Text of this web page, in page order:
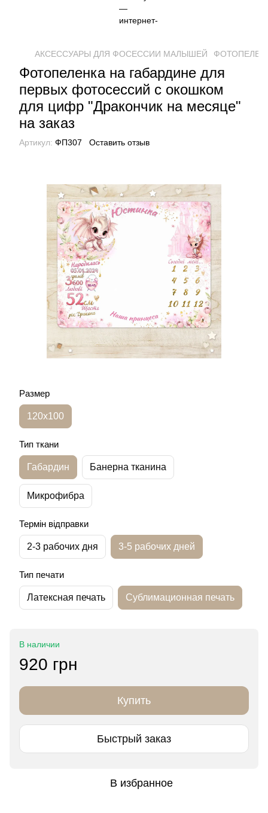
АКСЕССУАРЫ ДЛЯ ФОСЕССИИ МАЛЫШЕЙ
Фотопеленка на габардине для
первых фотосессий с окошком
для цифр "Дракончик на месяце"
на заказ
Артикул: ФП307 Оставить отзыв
Размер
120х100
Тип ткани
Габардин Банерна тканина
Микрофибра
Термін відправки
2-3 рабочих дня 3-5 рабочих дней
Тип печати
Латексная печать Сублимационная печать
В наличии
920 грн
Купить
Быстрый заказ
В избранное